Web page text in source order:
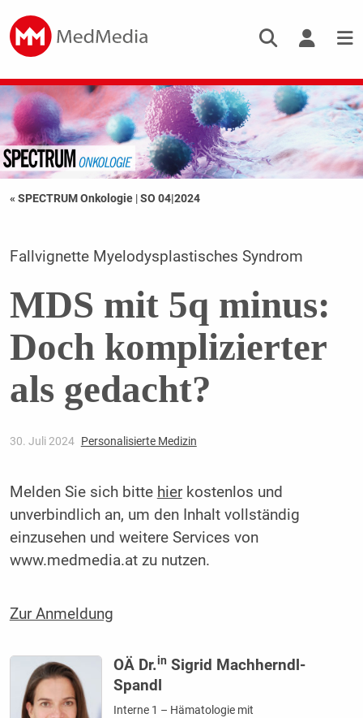
« SPECTRUM Onkologie |SO 04|2024
Fallvignette Myelodysplastisches Syndrom
MDS mit 5q minus:
Doch komplizierter
als gedacht?
30. Juli 2024 Personalisierte Medizin
Melden Sie sich bitte hierkostenlos und
unverbindlich an, um den Inhalt vollständig
einzusehen und weitere Services von
www.medmedia.at zu nutzen.
Zur Anmeldung
OÄ Dr.in Sigrid Machherndl-
Spandl
Interne 1 – Hämatologie mit